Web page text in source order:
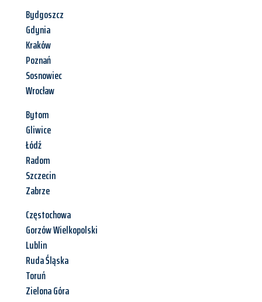
Bydgoszcz
Gdynia
Kraków
Poznań
Sosnowiec
Wrocław
Bytom
Gliwice
Łódź
Radom
Szczecin
Zabrze
Częstochowa
Gorzów Wielkopolski
Lublin
Ruda Śląska
Toruń
Zielona Góra